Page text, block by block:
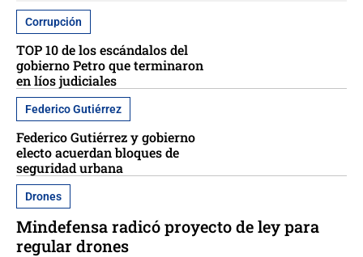
Corrupción
TOP 10 de los escándalos del
gobierno Petro que terminaron
en líos judiciales
Federico Gutiérrez
Federico Gutiérrez y gobierno
electo acuerdan bloques de
seguridad urbana
Drones
Mindefensa radicó proyecto de ley para
regular drones